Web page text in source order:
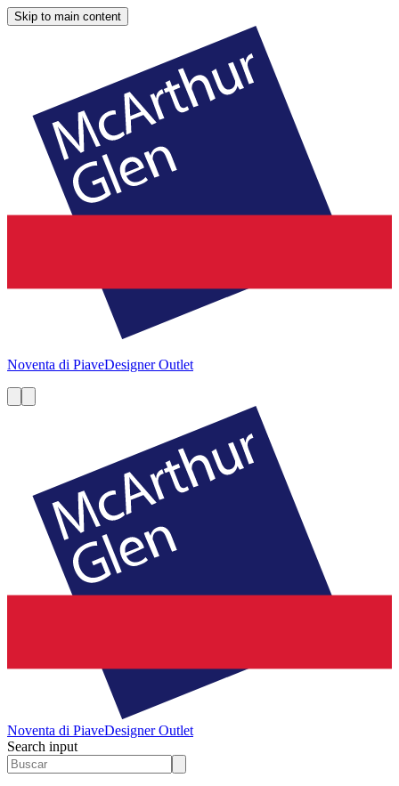
Skip to main content
Noventa di PiaveDesigner Outlet
Noventa di PiaveDesigner Outlet
Search input